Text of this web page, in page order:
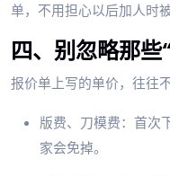
单，不用担心以后加人时被
四、别忽略那些
报价单上写的单价，往往
版费、刀模费：首次
家会免掉。